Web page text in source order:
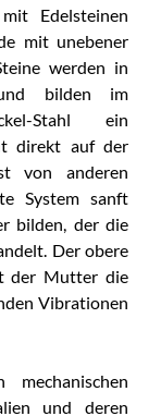
Edelsteinen
mit unebener
werden in
bilden im
Stahl ein
direkt auf der
von anderen
System sanft
bilden, der die
Der obere
der Mutter die
Vibrationen
mechanischen
und deren